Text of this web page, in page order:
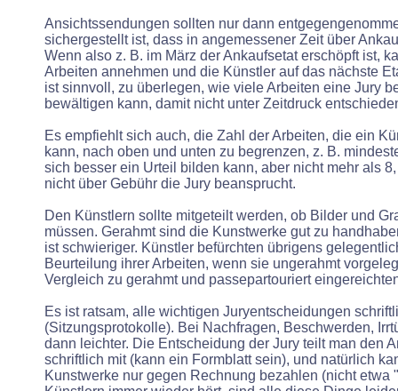
Ansichtssendungen sollten nur dann
sichergestellt ist, dass in angemessener Zeit über
Wenn also z. B. im März der Ankaufsetat erschöpft ist,
Arbeiten annehmen und die Künstler auf das nächste
ist sinnvoll, zu überlegen, wie viele Arbeiten eine Jury
bewältigen kann, damit nicht unter Zeitdruck
Es empfiehlt sich auch, die Zahl der Arbeiten, die ein
kann, nach oben und unten zu begrenzen, z. B.
sich besser ein Urteil bilden kann, aber nicht mehr als
nicht über Gebühr die Jury beansprucht.
Den Künstlern sollte mitgeteilt werden, ob Bilder und
müssen. Gerahmt sind die Kunstwerke gut zu
ist schwieriger. Künstler befürchten übrigens
Beurteilung ihrer Arbeiten, wenn sie ungerahmt
Vergleich zu gerahmt und passepartouriert
Es ist ratsam, alle wichtigen Juryentscheidungen
(Sitzungsprotokolle). Bei Nachfragen, Beschwerden,
dann leichter. Die Entscheidung der Jury teilt man den
schriftlich mit (kann ein Formblatt sein), und natürlich
Kunstwerke nur gegen Rechnung bezahlen (nicht etwa